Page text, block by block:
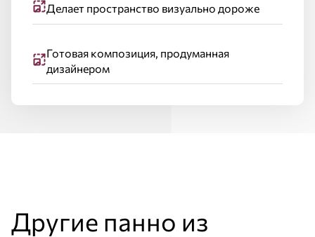
Делает пространство визуально дороже
Готовая композиция, продуманная
дизайнером
Другие панно из